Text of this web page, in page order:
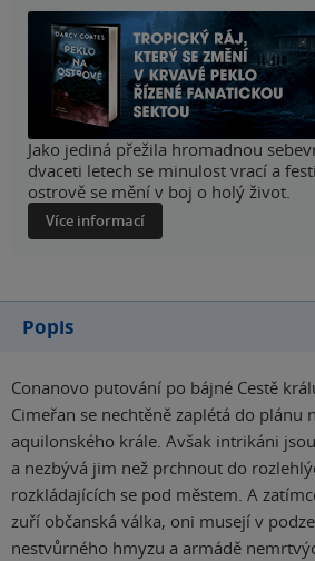
Jako jediná přežila hromadnou
dvaceti letech se minulost vrací a
ostrově se mění v boj o holý život.
Více informací
Popis
Conanovo putování po bájné Cestě
Cimeřan se nechtěně zaplétá do plánu
aquilonského krále. Avšak intrikáni
a nezbývá jim než prchnout do
rozkládajících se pod městem. A
zuří občanská válka, oni musejí v
nestvůrného hmyzu a armádě